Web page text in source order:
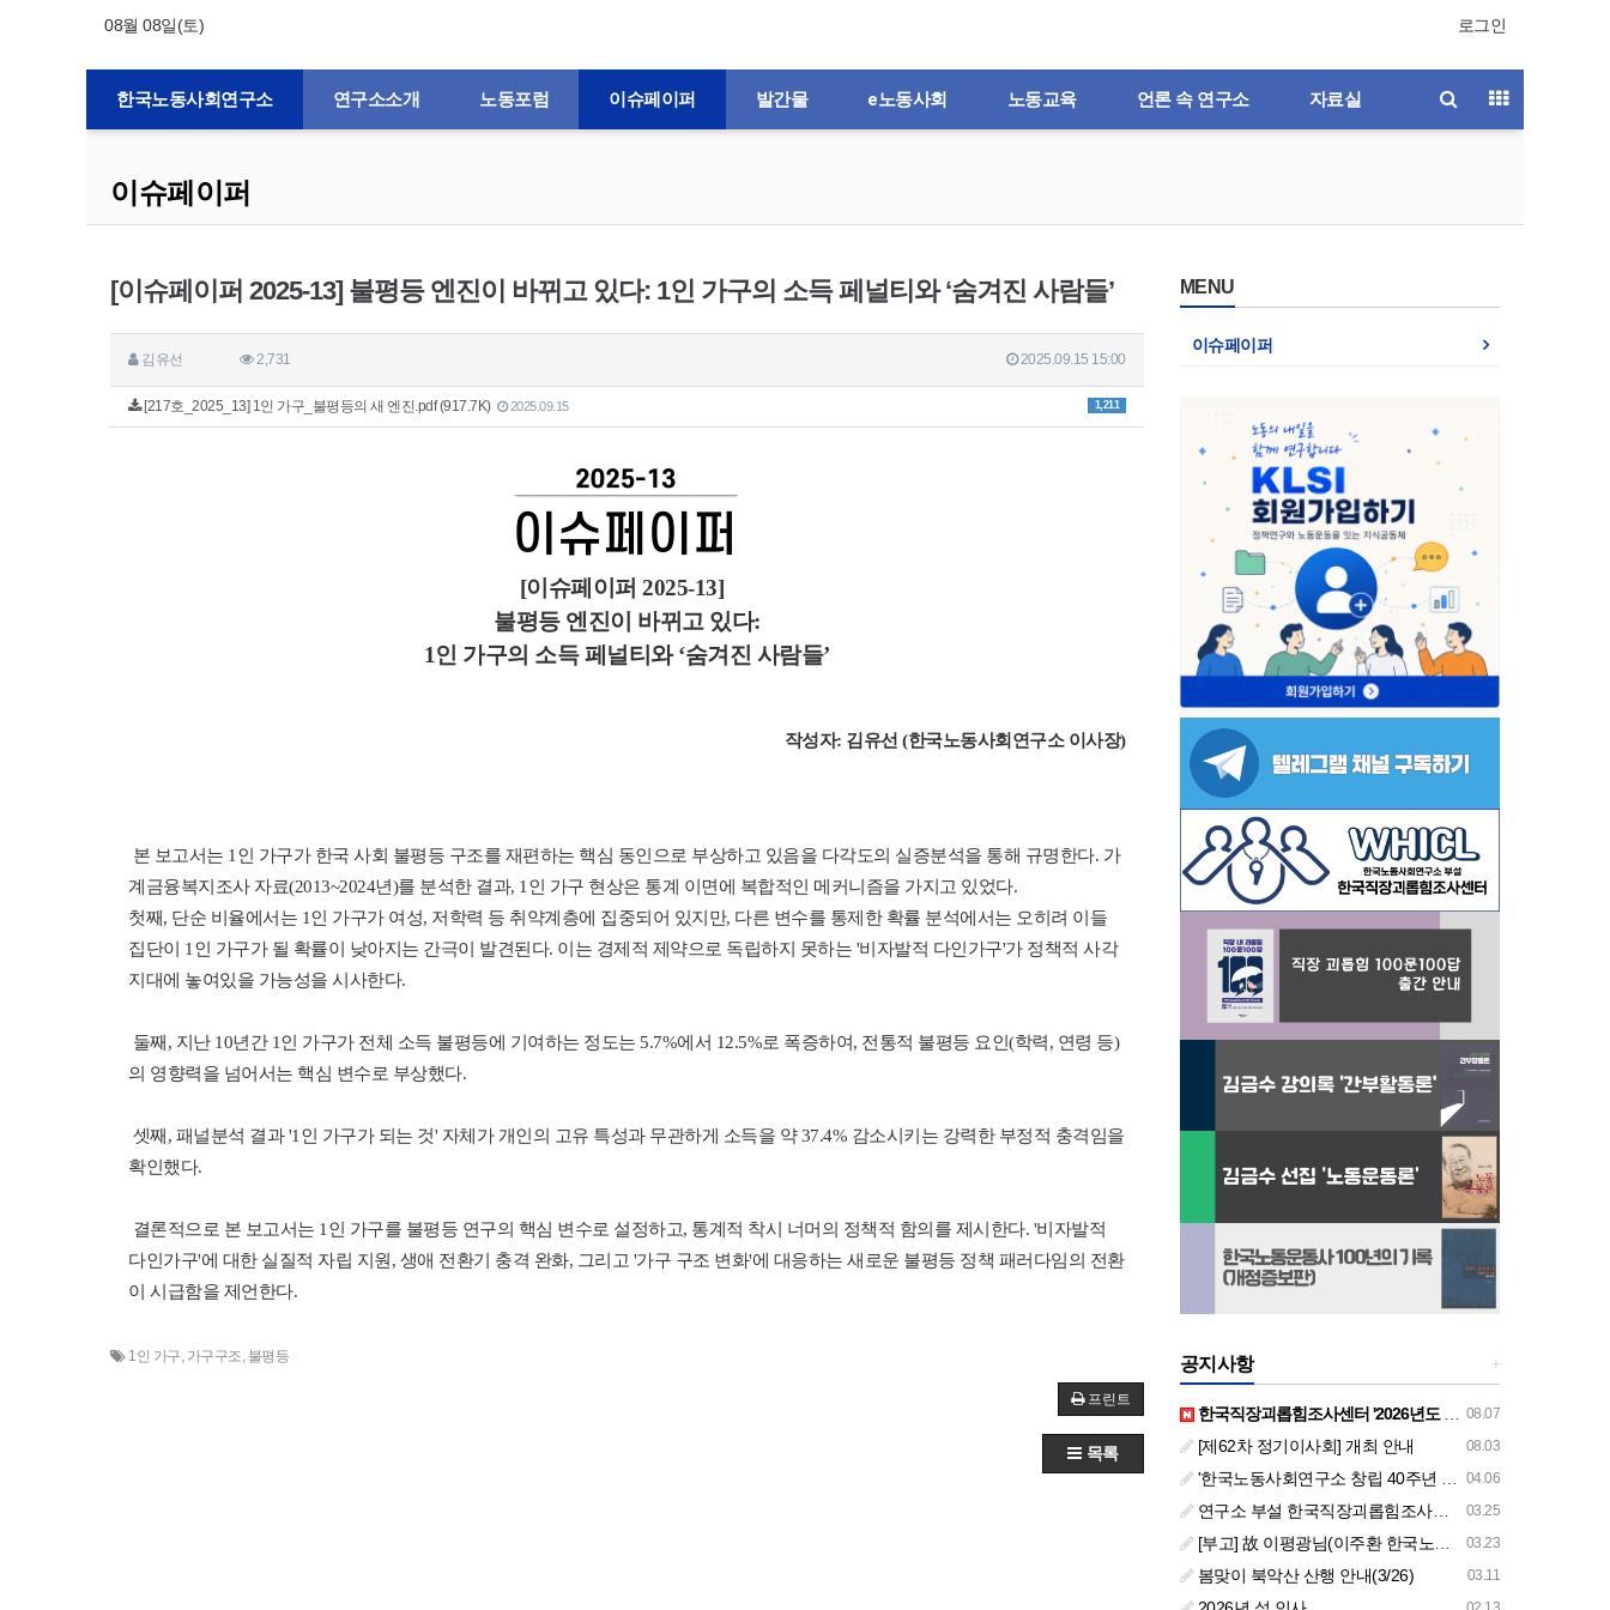
08월 08일(토) 로그인
한국노동사회연구소 연구소소개 노동포럼 이슈페이퍼 발간물 e노동사회 노동교육 언론 속 연구소 자료실
이슈페이퍼
[이슈페이퍼 2025-13] 불평등 엔진이 바뀌고 있다: 1인 가구의 소득 페널티와 ‘숨겨진 사람들’
김유선 2,731 2025.09.15 15:00
1,211
[217호_2025_13] 1인 가구_불평등의 새 엔진.pdf (917.7K) 2025.09.15
[이슈페이퍼 2025-13]
불평등 엔진이 바뀌고 있다:
1인 가구의 소득 페널티와 ‘숨겨진 사람들’
작성자: 김유선 (한국노동사회연구소 이사장)
본 보고서는 1인 가구가 한국 사회 불평등 구조를 재편하는 핵심 동인으로 부상하고 있음을 다각도의 실증분석을 통해 규명한다. 가
계금융복지조사 자료(2013~2024년)를 분석한 결과, 1인 가구 현상은 통계 이면에 복합적인 메커니즘을 가지고 있었다.
첫째, 단순 비율에서는 1인 가구가 여성, 저학력 등 취약계층에 집중되어 있지만, 다른 변수를 통제한 확률 분석에서는 오히려 이들
집단이 1인 가구가 될 확률이 낮아지는 간극이 발견된다. 이는 경제적 제약으로 독립하지 못하는 '비자발적 다인가구'가 정책적 사각
지대에 놓여있을 가능성을 시사한다.
둘째, 지난 10년간 1인 가구가 전체 소득 불평등에 기여하는 정도는 5.7%에서 12.5%로 폭증하여, 전통적 불평등 요인(학력, 연령 등)
의 영향력을 넘어서는 핵심 변수로 부상했다.
셋째, 패널분석 결과 '1인 가구가 되는 것' 자체가 개인의 고유 특성과 무관하게 소득을 약 37.4% 감소시키는 강력한 부정적 충격임을
확인했다.
결론적으로 본 보고서는 1인 가구를 불평등 연구의 핵심 변수로 설정하고, 통계적 착시 너머의 정책적 함의를 제시한다. '비자발적
다인가구'에 대한 실질적 자립 지원, 생애 전환기 충격 완화, 그리고 '가구 구조 변화'에 대응하는 새로운 불평등 정책 패러다임의 전환
이 시급함을 제언한다.
1인 가구, 가구구조, 불평등
프린트
목록
MENU
이슈페이퍼
+
공지사항
08.07
한국직장괴롭힘조사센터 '2026년도 하반기 주요 사업 안내' (교육/컨설팅)
08.03
[제62차 정기이사회] 개최 안내
04.06
'한국노동사회연구소 창립 40주년 기념 행사 안내'
03.25
연구소 부설 한국직장괴롭힘조사센터 '2026년도 주요 사업 안내' (교육/컨설팅)
03.23
[부고] 故 이평광님(이주환 한국노동사회연구소 부소장 부친상)
03.11
봄맞이 북악산 산행 안내(3/26)